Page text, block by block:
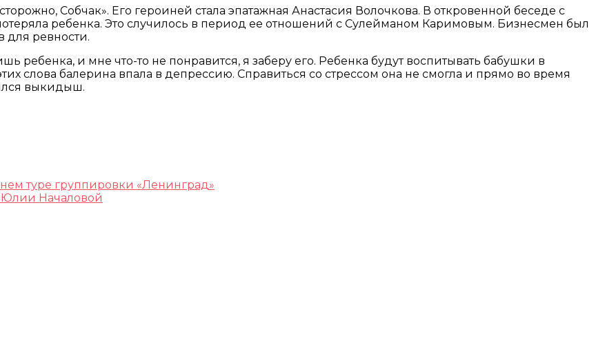
Собчак». Его героиней стала эпатажная Анастасия Волочкова. В откровенной беседе с
ребенка. Это случилось в период ее отношений с Сулейманом Каримовым. Бизнесмен был
для ревности.
ребенка, и мне что-то не понравится, я заберу его. Ребенка будут воспитывать бабушки в
слова балерина впала в депрессию. Справиться со стрессом она не смогла и прямо во время
выкидыш.
туре группировки «Ленинград»
Юлии Началовой